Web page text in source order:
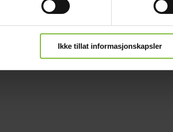
Ikke tillat informasjonskapsler